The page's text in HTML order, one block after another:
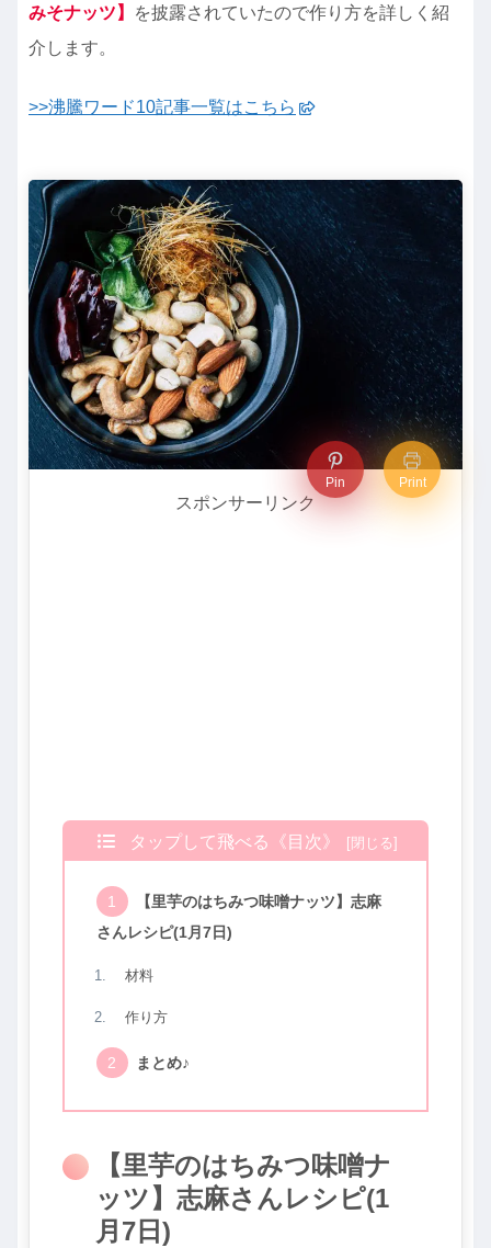
みそナッツ】
を披露されていたので作り方を詳しく紹
介します。
>>沸騰ワード10記事一覧はこちら
Pin Print
スポンサーリンク
タップして飛べる《目次》
【里芋のはちみつ味噌ナッツ】志麻
さんレシピ(1月7日)
材料
作り方
まとめ♪
【里芋のはちみつ味噌ナ
ッツ】志麻さんレシピ(1
月7日)